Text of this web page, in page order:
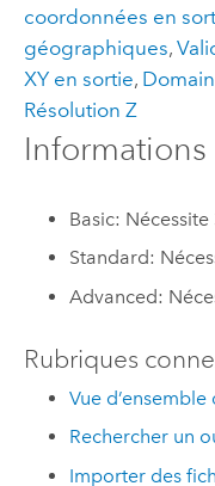
coordonnées en
géographiques,
XY en sortie,
Résolution Z
Basic:
Standard:
Advanced:
Rubriques
Vue
Rechercher un
Importer des